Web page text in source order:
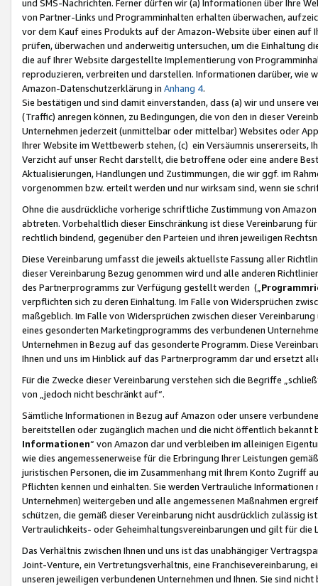
und SMS-Nachrichten. Ferner dürfen wir (a) Informationen über Ihre
von Partner-Links und Programminhalten erhalten überwachen,
vor dem Kauf eines Produkts auf der Amazon-Website über einen
prüfen, überwachen und anderweitig untersuchen, um die Einhaltung
die auf Ihrer Website dargestellte Implementierung von
reproduzieren, verbreiten und darstellen. Informationen darüber, wie
Amazon-Datenschutzerklärung in Anhang 4.
Sie bestätigen und sind damit einverstanden, dass (a) wir und
(Traffic) anregen können, zu Bedingungen, die von den in dieser
Unternehmen jederzeit (unmittelbar oder mittelbar) Websites oder
Ihrer Website im Wettbewerb stehen, (c) ein Versäumnis unsererseits,
Verzicht auf unser Recht darstellt, die betroffene oder eine andere
Aktualisierungen, Handlungen und Zustimmungen, die wir ggf. im
vorgenommen bzw. erteilt werden und nur wirksam sind, wenn sie
Ohne die ausdrückliche vorherige schriftliche Zustimmung von
abtreten. Vorbehaltlich dieser Einschränkung ist diese Vereinbarung
rechtlich bindend, gegenüber den Parteien und ihren jeweiligen
Diese Vereinbarung umfasst die jeweils aktuellste Fassung aller
dieser Vereinbarung Bezug genommen wird und alle anderen
des Partnerprogramms zur Verfügung gestellt werden („
verpflichten sich zu deren Einhaltung. Im Falle von Widersprüchen
maßgeblich. Im Falle von Widersprüchen zwischen dieser
eines gesonderten Marketingprogramms des verbundenen
Unternehmen in Bezug auf das gesonderte Programm. Diese
Ihnen und uns im Hinblick auf das Partnerprogramm dar und ersetzt
Für die Zwecke dieser Vereinbarung verstehen sich die Begriffe
von „jedoch nicht beschränkt auf“.
Sämtliche Informationen in Bezug auf Amazon oder unsere
bereitstellen oder zugänglich machen und die nicht öffentlich
Informationen“ von Amazon dar und verbleiben im alleinigen
wie dies angemessenerweise für die Erbringung Ihrer Leistungen
juristischen Personen, die im Zusammenhang mit Ihrem Konto
Pflichten kennen und einhalten. Sie werden Vertrauliche
Unternehmen) weitergeben und alle angemessenen Maßnahmen
schützen, die gemäß dieser Vereinbarung nicht ausdrücklich zulässig
Vertraulichkeits- oder Geheimhaltungsvereinbarungen und gilt für die
Das Verhältnis zwischen Ihnen und uns ist das unabhängiger
Joint-Venture, ein Vertretungsverhältnis, eine Franchisevereinbarung,
unseren jeweiligen verbundenen Unternehmen und Ihnen. Sie sind